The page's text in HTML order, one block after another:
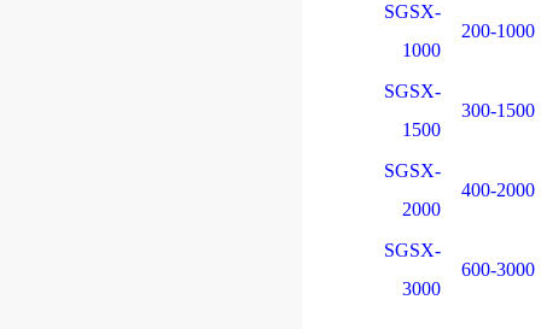
SGSX-
1000
200-1000
SGSX-
1500
300-1500
SGSX-
2000
400-2000
SGSX-
3000
600-3000